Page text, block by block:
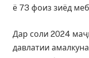
ё 73 фоиз зиёд
Дар соли 2024
давлатии